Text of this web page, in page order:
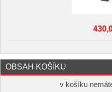
OBSAH KOŠÍKU
v košíku